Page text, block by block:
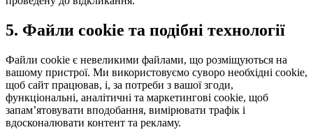
5. Файли cookie та подібні технології
Файли cookie є невеликими файлами, що розміщуються на
вашому пристрої. Ми використовуємо суворо необхідні cookie,
щоб сайт працював, і, за потреби з вашої згоди,
функціональні, аналітичні та маркетингові cookie, щоб
запамʼятовувати вподобання, вимірювати трафік і
вдосконалювати контент та рекламу.